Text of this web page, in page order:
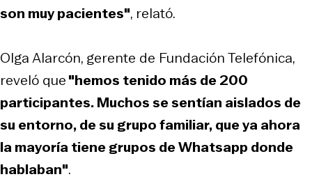
son muy pacientes", relató.
Olga Alarcón, gerente de Fundación Telefónica,
reveló que"hemos tenido más de 200
participantes. Muchos se sentían aislados de
su entorno, de su grupo familiar, que ya ahora
la mayoría tiene grupos de Whatsapp donde
hablaban".